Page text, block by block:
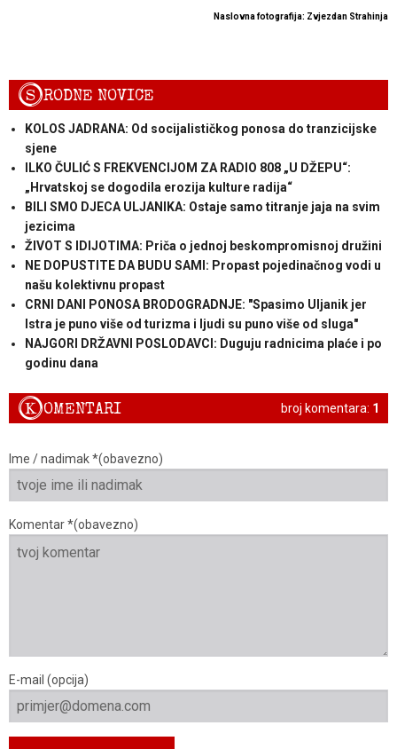
Naslovna fotografija: Zvjezdan Strahinja
SRODNE NOVICE
KOLOS JADRANA: Od socijalističkog ponosa do tranzicijske
sjene
ILKO ČULIĆ S FREKVENCIJOM ZA RADIO 808 „U DŽEPU“:
„Hrvatskoj se dogodila erozija kulture radija“
BILI SMO DJECA ULJANIKA: Ostaje samo titranje jaja na svim
jezicima
ŽIVOT S IDIJOTIMA: Priča o jednoj beskompromisnoj družini
NE DOPUSTITE DA BUDU SAMI: Propast pojedinačnog vodi u
našu kolektivnu propast
CRNI DANI PONOSA BRODOGRADNJE: "Spasimo Uljanik jer
Istra je puno više od turizma i ljudi su puno više od sluga"
NAJGORI DRŽAVNI POSLODAVCI: Duguju radnicima plaće i po
godinu dana
broj komentara: 1
KOMENTARI
Ime / nadimak *(obavezno)
Komentar *(obavezno)
E-mail (opcija)